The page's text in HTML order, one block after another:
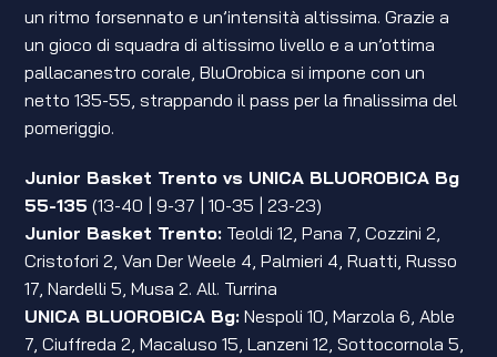
un ritmo forsennato e un’intensità altissima. Grazie a
un gioco di squadra di altissimo livello e a un’ottima
pallacanestro corale, BluOrobica si impone con un
netto 135-55, strappando il pass per la finalissima del
pomeriggio.
Junior Basket Trento vs UNICA BLUOROBICA Bg
55-135 (13-40 | 9-37 | 10-35 | 23-23)
Junior Basket Trento: Teoldi 12, Pana 7, Cozzini 2,
Cristofori 2, Van Der Weele 4, Palmieri 4, Ruatti, Russo
17, Nardelli 5, Musa 2. All. Turrina
UNICA BLUOROBICA Bg: Nespoli 10, Marzola 6, Able
7, Ciuffreda 2, Macaluso 15, Lanzeni 12, Sottocornola 5,